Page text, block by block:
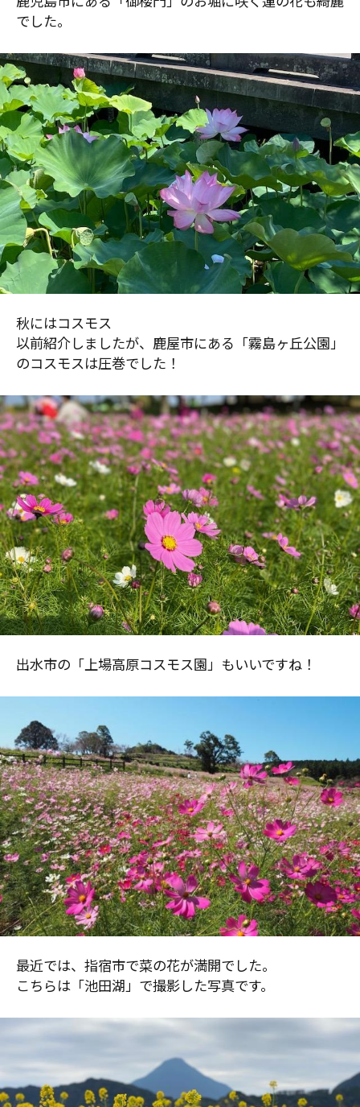
でした。
秋にはコスモス
以前紹介しましたが、鹿屋市にある「霧島ヶ丘公園」
のコスモスは圧巻でした！
出水市の「上場高原コスモス園」もいいですね！
最近では、指宿市で菜の花が満開でした。
こちらは「池田湖」で撮影した写真です。